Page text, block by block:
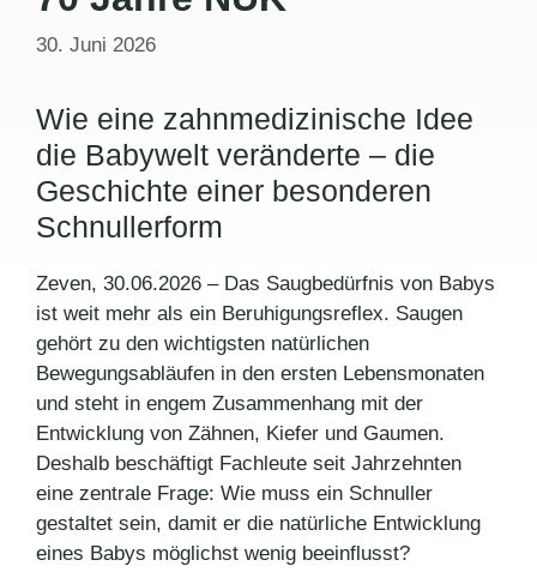
30. Juni 2026
Wie eine zahnmedizinische Idee
die Babywelt veränderte – die
Geschichte einer besonderen
Schnullerform
Zeven, 30.06.2026 – Das Saugbedürfnis von Babys
ist weit mehr als ein Beruhigungsreflex. Saugen
gehört zu den wichtigsten natürlichen
Bewegungsabläufen in den ersten Lebensmonaten
und steht in engem Zusammenhang mit der
Entwicklung von Zähnen, Kiefer und Gaumen.
Deshalb beschäftigt Fachleute seit Jahrzehnten
eine zentrale Frage: Wie muss ein Schnuller
gestaltet sein, damit er die natürliche Entwicklung
eines Babys möglichst wenig beeinflusst?